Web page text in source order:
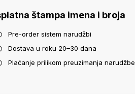
štampa imena i broja
Pre-order sistem narudžbi
Dostava u roku 20–30 dana
Plaćanje prilikom preuzimanja narudžbe